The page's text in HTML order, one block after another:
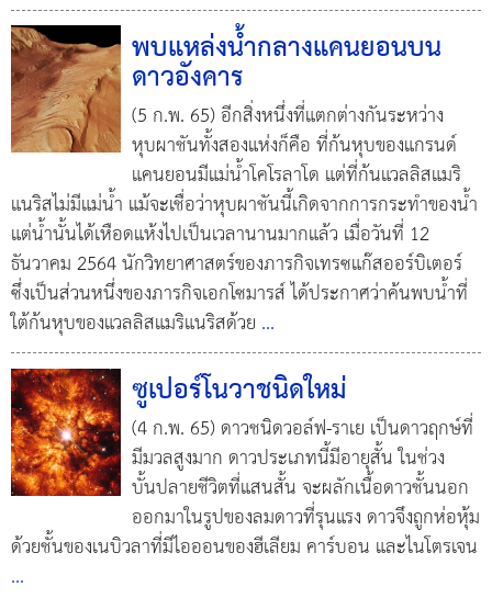
พบแหล่งน้ำกลางแคนยอนบน
ดาวอังคาร
(5 ก.พ. 65) อีกสิ่งหนึ่งที่แตกต่างกันระหว่าง
หุบผาชันทั้งสองแห่งก็คือ ที่ก้นหุบของแกรนด์
แคนยอนมีแม่น้ำโคโรลาโด แต่ที่ก้นแวลลิสแมริ
แนริสไม่มีแม่น้ำ แม้จะเชื่อว่าหุบผาชันนี้เกิดจากการกระทำของน้ำ
แต่น้ำนั้นได้เหือดแห้งไปเป็นเวลานานมากแล้ว เมื่อวันที่ 12
ธันวาคม 2564 นักวิทยาศาสตร์ของภารกิจเทรซแก๊สออร์บิเตอร์
ซึ่งเป็นส่วนหนึ่งของภารกิจเอกโซมารส์ ได้ประกาศว่าค้นพบน้ำที่
ใต้ก้นหุบของแวลลิสแมริแนริสด้วย ...
ซูเปอร์โนวาชนิดใหม่
(4 ก.พ. 65) ดาวชนิดวอล์ฟ-ราเย เป็นดาวฤกษ์ที่
มีมวลสูงมาก ดาวประเภทนี้มีอายุสั้น ในช่วง
บั้นปลายชีวิตที่แสนสั้น จะผลักเนื้อดาวชั้นนอก
ออกมาในรูปของลมดาวที่รุนแรง ดาวจึงถูกห่อหุ้ม
ด้วยชั้นของเนบิวลาที่มีไอออนของฮีเลียม คาร์บอน และไนโตรเจน
...